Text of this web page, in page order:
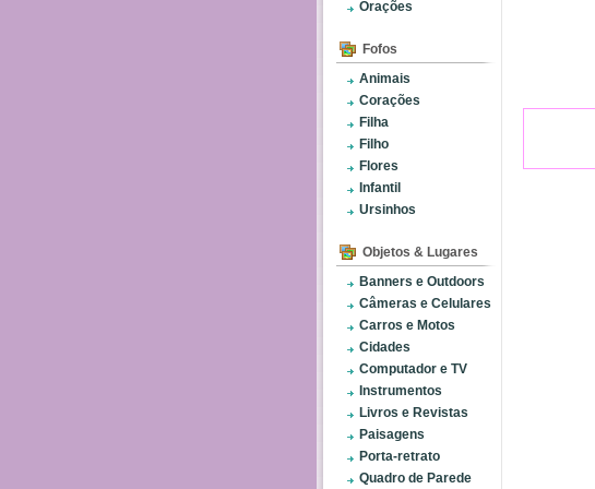
Orações
Fofos
Animais
Corações
Filha
Filho
Flores
Infantil
Ursinhos
Objetos & Lugares
Banners e Outdoors
Câmeras e Celulares
Carros e Motos
Cidades
Computador e TV
Instrumentos
Livros e Revistas
Paisagens
Porta-retrato
Quadro de Parede